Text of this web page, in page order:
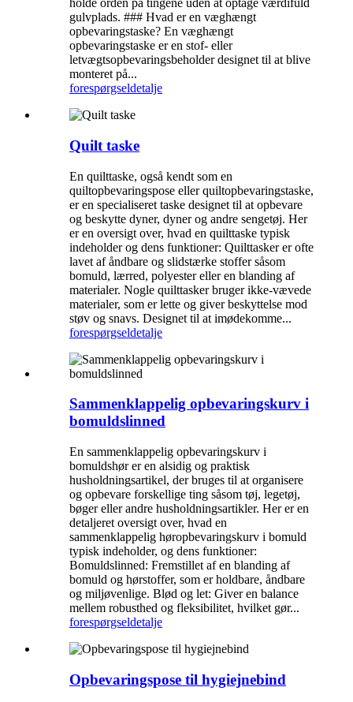
holde orden på tingene uden at optage værdifuld
gulvplads. ### Hvad er en væghængt
opbevaringstaske? En væghængt
opbevaringstaske er en stof- eller
letvægtsopbevaringsbeholder designet til at blive
monteret på...
forespørgseldetalje
Quilt taske
En quilttaske, også kendt som en
quiltopbevaringspose eller quiltopbevaringstaske,
er en specialiseret taske designet til at opbevare
og beskytte dyner, dyner og andre sengetøj. Her
er en oversigt over, hvad en quilttaske typisk
indeholder og dens funktioner: Quilttasker er ofte
lavet af åndbare og slidstærke stoffer såsom
bomuld, lærred, polyester eller en blanding af
materialer. Nogle quilttasker bruger ikke-vævede
materialer, som er lette og giver beskyttelse mod
støv og snavs. Designet til at imødekomme...
forespørgseldetalje
Sammenklappelig opbevaringskurv i
bomuldslinned
En sammenklappelig opbevaringskurv i
bomuldshør er en alsidig og praktisk
husholdningsartikel, der bruges til at organisere
og opbevare forskellige ting såsom tøj, legetøj,
bøger eller andre husholdningsartikler. Her er en
detaljeret oversigt over, hvad en
sammenklappelig høropbevaringskurv i bomuld
typisk indeholder, og dens funktioner:
Bomuldslinned: Fremstillet af en blanding af
bomuld og hørstoffer, som er holdbare, åndbare
og miljøvenlige. Blød og let: Giver en balance
mellem robusthed og fleksibilitet, hvilket gør...
forespørgseldetalje
Opbevaringspose til hygiejnebind